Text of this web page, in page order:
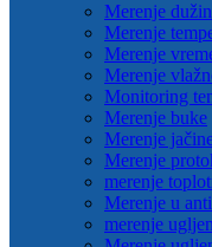
Merenje
Merenje
Merenje
Merenje
Monitoring
Merenje buke
Merenje
Merenje
merenje
Merenje u
merenje